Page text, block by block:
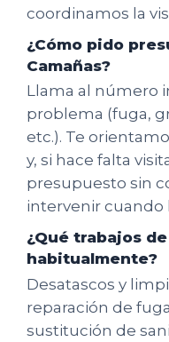
coordinamos la
¿Cómo pido
Camañas?
Llama al número
problema (fuga,
etc.). Te
y, si hace falta
presupuesto sin
intervenir cuando
¿Qué trabajos
habitualmente?
Desatascos y
reparación de
sustitución de